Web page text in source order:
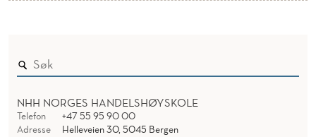
NHH NORGES HANDELSHØYSKOLE
Telefon
+47 55 95 90 00
Adresse
Helleveien 30, 5045 Bergen